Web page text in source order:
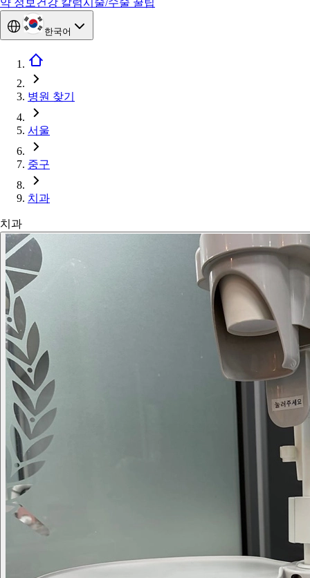
약 정보 건강 칼럼시술/수술 꿀팁
한국어
병원 찾기
서울
중구
치과
치과